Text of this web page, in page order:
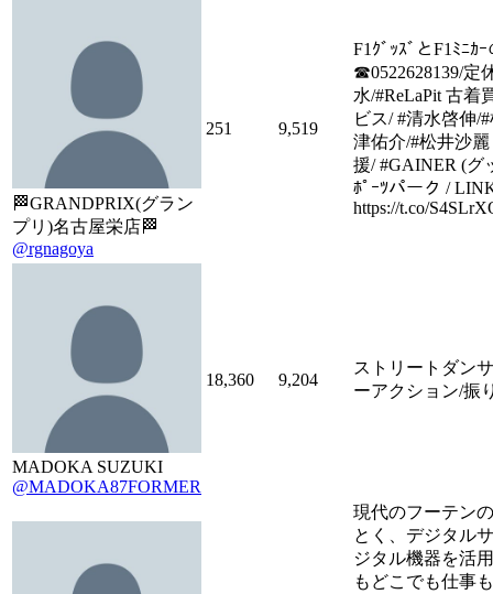
🏁GRANDPRIX(グラン
プリ)名古屋栄店🏁
@rgnagoya
251 9,519
F1ｸﾞｯｽﾞとF1ﾐﾆｶ
☎0522628139/定
水/#ReLaPit 古着
ビス/ #清水啓伸/
津佑介/#松井沙
援/ #GAINER (グ
ﾎﾟｰﾂパーク /
https://t.co/
MADOKA SUZUKI
@MADOKA87FORMER
18,360 9,204
ストリートダン
ーアクション/振
現代のフーテン
とく、デジタル
ジタル機器を活
もどこでも仕事